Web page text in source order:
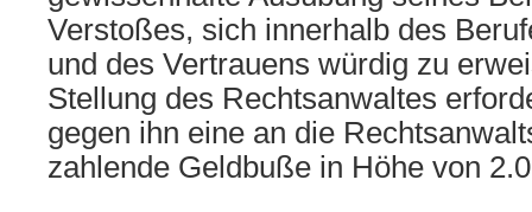
Verstoßes, sich innerhalb des
und des Vertrauens würdig zu
Stellung des Rechtsanwaltes
gegen ihn eine an die
zahlende Geldbuße in Höhe von